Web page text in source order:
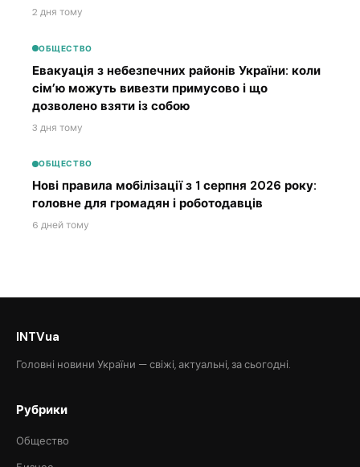
2 дня тому
ОБЩЕСТВО
Евакуація з небезпечних районів України: коли
сім’ю можуть вивезти примусово і що
дозволено взяти із собою
3 дня тому
ОБЩЕСТВО
Нові правила мобілізації з 1 серпня 2026 року:
головне для громадян і роботодавців
6 дней тому
INTVua
Головні новини України — свіжі, актуальні, за сьогодні.
Рубрики
Общество